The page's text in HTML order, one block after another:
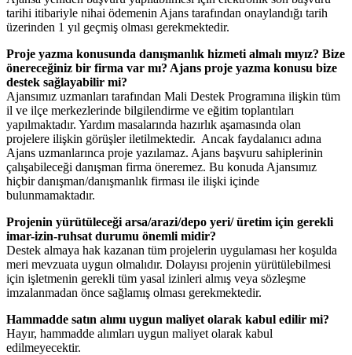
tarihi itibariyle nihai ödemenin Ajans tarafından onaylandığı tarih
üzerinden 1 yıl geçmiş olması gerekmektedir.
Proje yazma konusunda danışmanlık hizmeti almalı mıyız? Bize
önereceğiniz bir firma var mı? Ajans proje yazma konusu bize
destek sağlayabilir mi?
Ajansımız uzmanları tarafından Mali Destek Programına ilişkin tüm
il ve ilçe merkezlerinde bilgilendirme ve eğitim toplantıları
yapılmaktadır. Yardım masalarında hazırlık aşamasında olan
projelere ilişkin görüşler iletilmektedir. Ancak faydalanıcı adına
Ajans uzmanlarınca proje yazılamaz. Ajans başvuru sahiplerinin
çalışabileceği danışman firma öneremez. Bu konuda Ajansımız
hiçbir danışman/danışmanlık firması ile ilişki içinde
bulunmamaktadır.
Projenin yürütüleceği arsa/arazi/depo yeri/ üretim için gerekli
imar-izin-ruhsat durumu önemli midir?
Destek almaya hak kazanan tüm projelerin uygulaması her koşulda
meri mevzuata uygun olmalıdır. Dolayısı projenin yürütülebilmesi
için işletmenin gerekli tüm yasal izinleri almış veya sözleşme
imzalanmadan önce sağlamış olması gerekmektedir.
Hammadde satın alımı uygun maliyet olarak kabul edilir mi?
Hayır, hammadde alımları uygun maliyet olarak kabul
edilmeyecektir.